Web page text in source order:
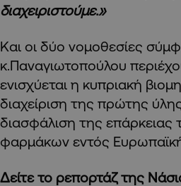
διαχειριστούμε.»
Και οι δύο νομοθεσίες
κ.Παναγιωτοπούλου
ενισχύεται η κυπριακή
διαχείριση της πρώτης
διασφάλιση της επάρκειας
φαρμάκων εντός
Δείτε το ρεπορτάζ της